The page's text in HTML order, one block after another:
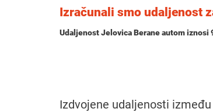
Izračunali smo udaljenost
Udaljenost Jelovica Berane autom iznosi
Izdvojene udaljenosti